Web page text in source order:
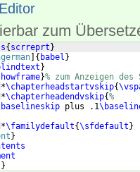
zum
{ scrreprt }
{ babel }
}
}% zum Anzeigen
*\chapterheadstartvskip{
*\chapterheadendvskip{%
plus .1
*\familydefault{\sfdefault }
}
}